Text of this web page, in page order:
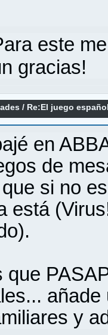
este
gracias!
/ Re:El juego
en
de
si no
está
que
y